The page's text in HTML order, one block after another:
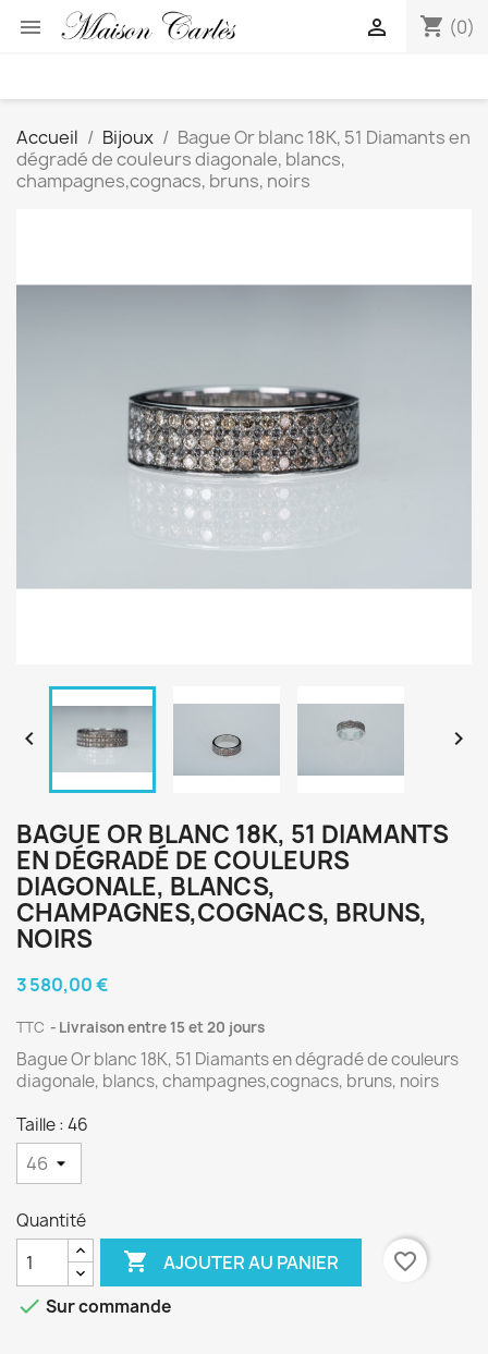
 shopping_cart (0)

Accueil Bijoux
Bague Or blanc 18K, 51 Diamants en
dégradé de couleurs diagonale, blancs,
champagnes,cognacs, bruns, noirs
 
BAGUE OR BLANC 18K, 51 DIAMANTS
EN DÉGRADÉ DE COULEURS
DIAGONALE, BLANCS,
CHAMPAGNES,COGNACS, BRUNS,
NOIRS
3 580,00 €
TTC Livraison entre 15 et 20 jours
Bague Or blanc 18K, 51 Diamants en dégradé de couleurs
diagonale, blancs, champagnes,cognacs, bruns, noirs
Taille : 46
Quantité
 AJOUTER AU PANIER
favorite_border
 Sur commande